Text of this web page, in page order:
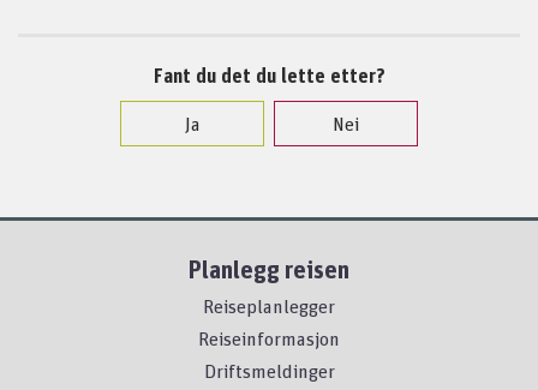
Fant du det du lette etter?
Ja
Nei
Planlegg reisen
Reiseplanlegger
Reiseinformasjon
Driftsmeldinger